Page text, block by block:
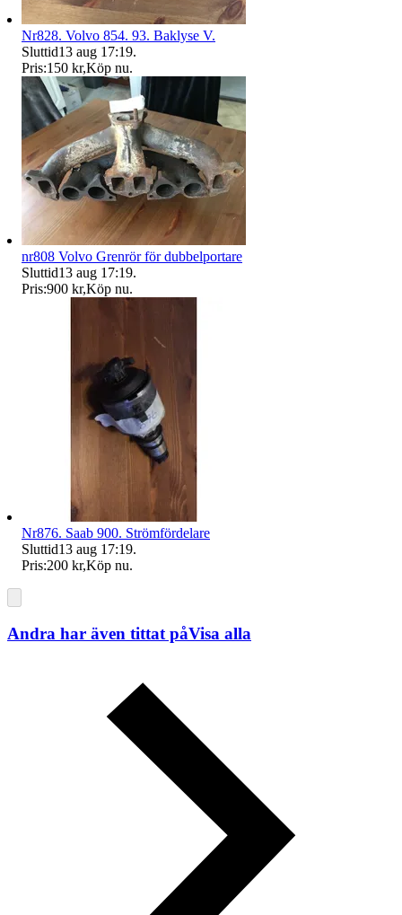
Nr828. Volvo 854. 93. Baklyse V.
Sluttid13 aug 17:19.
Pris:150 kr,Köp nu.
nr808 Volvo Grenrör för dubbelportare
Sluttid13 aug 17:19.
Pris:900 kr,Köp nu.
Nr876. Saab 900. Strömfördelare
Sluttid13 aug 17:19.
Pris:200 kr,Köp nu.
Andra har även tittat påVisa alla